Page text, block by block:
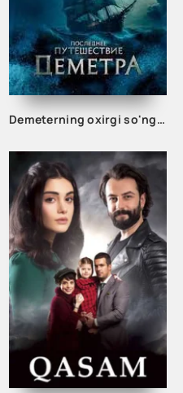
Demeterning oxirgi so'nggi sayohati Premyera 2023 Ujas kino Uzbek tilida O'zbekcha Tarjima Full HD skachat